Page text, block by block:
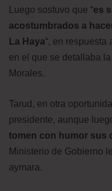
Luego sostuvo que “es
acostumbrados a
La Haya“, en respuesta
en el que se detallaba
Morales.
Tarud, en otra
presidente, aunque
tomen con humor sus
Ministerio de Gobierno
aymara.